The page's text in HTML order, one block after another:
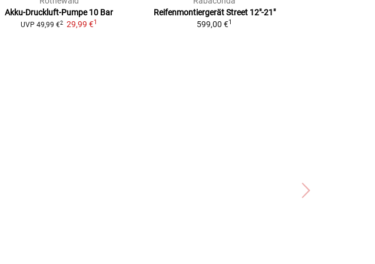
Akku-Druckluft-Pumpe 10 Bar
UVP 49,99 €2 29,99 €1
Reifenmontiergerät Street 12"-21"
599,00 €1